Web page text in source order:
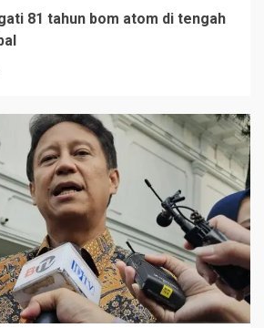
81 tahun bom atom di tengah